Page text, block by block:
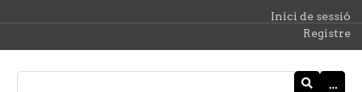
Inici de sessió
Registre
…